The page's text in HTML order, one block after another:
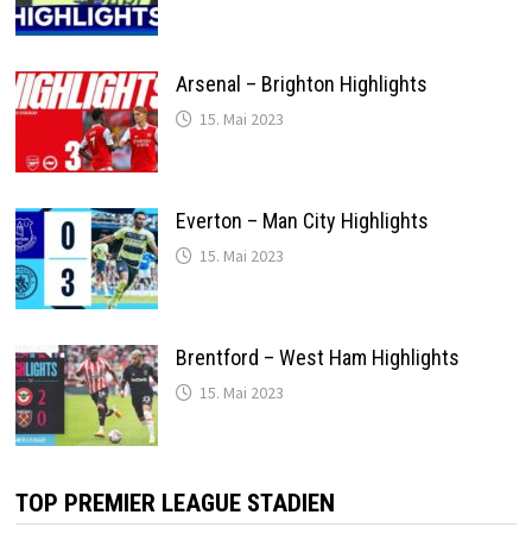
Arsenal – Brighton Highlights
15. Mai 2023
Everton – Man City Highlights
15. Mai 2023
Brentford – West Ham Highlights
15. Mai 2023
TOP PREMIER LEAGUE STADIEN